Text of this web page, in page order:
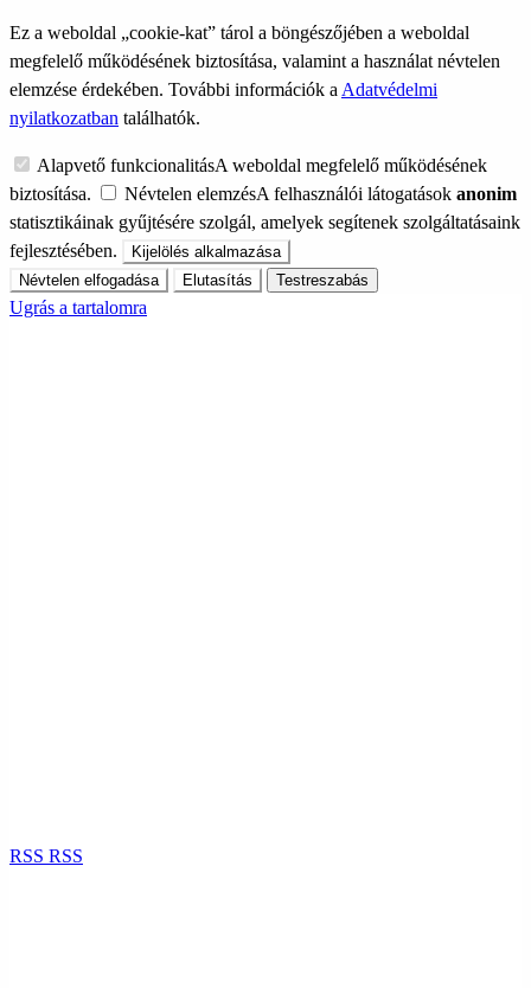
Ez a weboldal „cookie-kat” tárol a böngészőjében a weboldal
megfelelő működésének biztosítása, valamint a használat névtelen
elemzése érdekében. További információk a Adatvédelmi
nyilatkozatban találhatók.
Alapvető funkcionalitásA weboldal megfelelő működésének
biztosítása.
Névtelen elemzésA felhasználói látogatások anonim
statisztikáinak gyűjtésére szolgál, amelyek segítenek szolgáltatásaink
fejlesztésében.
Kijelölés alkalmazása
Névtelen elfogadása
Elutasítás Testreszabás
Ugrás a tartalomra
RSS RSS